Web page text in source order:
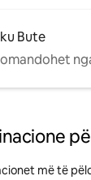
Bute
më të